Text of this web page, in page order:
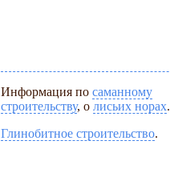
Информация по саманному
строительству, о лисьих норах.
Глинобитное строительство.